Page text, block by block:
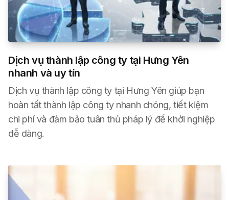
Dịch vụ thành lập công ty tại Hưng Yên
nhanh và uy tín
Dịch vụ thành lập công ty tại Hưng Yên giúp bạn
hoàn tất thành lập công ty nhanh chóng, tiết kiệm
chi phí và đảm bảo tuân thủ pháp lý để khởi nghiệp
dễ dàng.